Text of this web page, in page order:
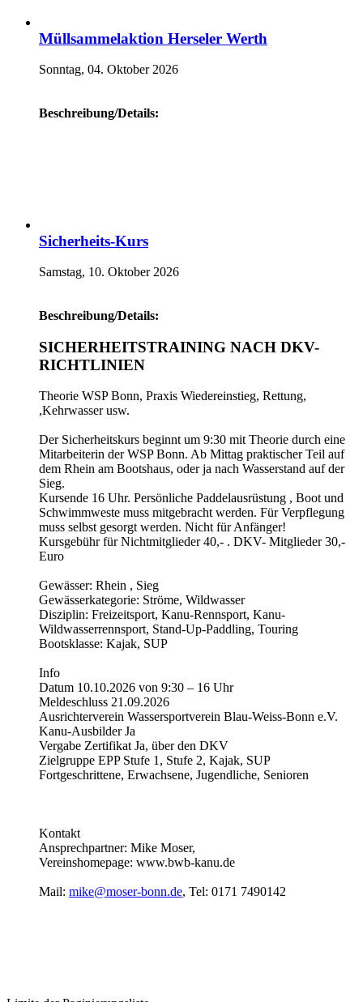
Müllsammelaktion Herseler Werth
Sonntag, 04. Oktober 2026
Beschreibung/Details:
Sicherheits-Kurs
Samstag, 10. Oktober 2026
Beschreibung/Details:
SICHERHEITSTRAINING NACH DKV-
RICHTLINIEN
Theorie WSP Bonn, Praxis Wiedereinstieg, Rettung,
,Kehrwasser usw.
Der Sicherheitskurs beginnt um 9:30 mit Theorie durch eine
Mitarbeiterin der WSP Bonn. Ab Mittag praktischer Teil auf
dem Rhein am Bootshaus, oder ja nach Wasserstand auf der
Sieg.
Kursende 16 Uhr. Persönliche Paddelausrüstung , Boot und
Schwimmweste muss mitgebracht werden. Für Verpflegung
muss selbst gesorgt werden. Nicht für Anfänger!
Kursgebühr für Nichtmitglieder 40,- . DKV- Mitglieder 30,-
Euro
Gewässer: Rhein , Sieg
Gewässerkategorie: Ströme, Wildwasser
Disziplin: Freizeitsport, Kanu-Rennsport, Kanu-
Wildwasserrennsport, Stand-Up-Paddling, Touring
Bootsklasse: Kajak, SUP
Info
Datum 10.10.2026 von 9:30 – 16 Uhr
Meldeschluss 21.09.2026
Ausrichterverein Wassersportverein Blau-Weiss-Bonn e.V.
Kanu-Ausbilder Ja
Vergabe Zertifikat Ja, über den DKV
Zielgruppe EPP Stufe 1, Stufe 2, Kajak, SUP
Fortgeschrittene, Erwachsene, Jugendliche, Senioren
Kontakt
Ansprechpartner: Mike Moser,
Vereinshomepage: www.bwb-kanu.de
Mail: mike@moser-bonn.de, Tel: 0171 7490142